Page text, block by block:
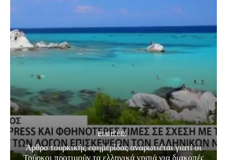
EΙΔΗΣΕΙΣ
Άρθρο τουρκικής εφημερίδας αναρωτιέται γιατί οι
Τούρκοι προτιμούν τα ελληνικά νησιά για διακοπές